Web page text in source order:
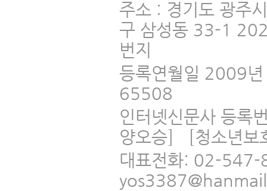
주소 : 경기도 광주
구 삼성동 33-1
번지
등록연월일 2009
65508
인터넷신문사 등
양오승] [청소년보
대표전화: 02-